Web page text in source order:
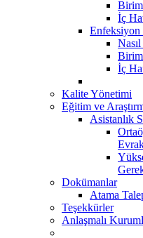
Birim
İç
Birim
İç
Kalite Yönetimi
Eğitim ve
Asistanlık
Dokümanlar
Atama
Teşekkürler
Anlaşmalı